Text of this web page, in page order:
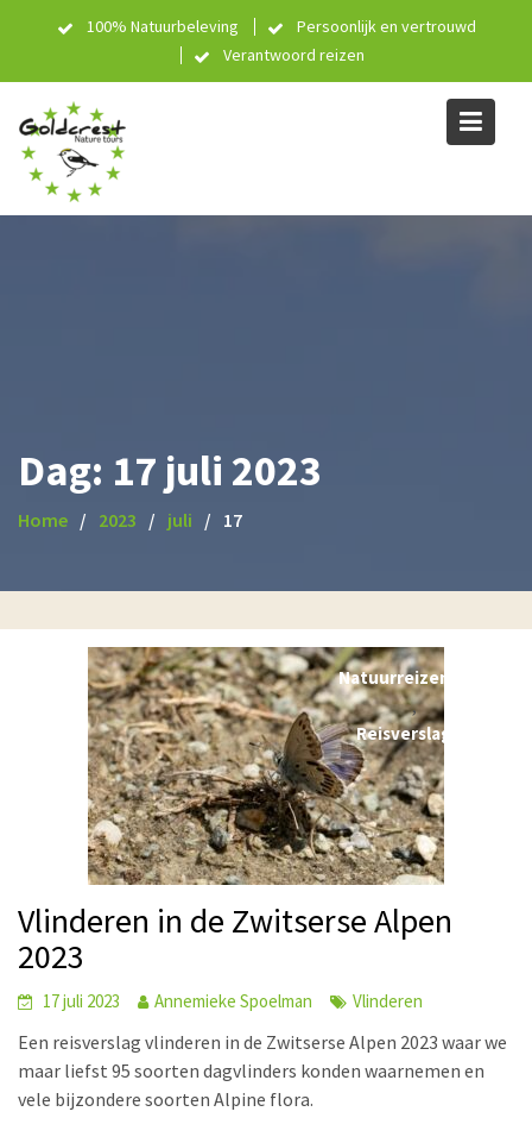
100% Natuurbeleving
Persoonlijk en vertrouwd
Verantwoord reizen
Dag: 17 juli 2023
Home 2023 juli 17
Natuurreizen blog
,
Reisverslagen
Vlinderen in de Zwitserse Alpen
2023
17 juli 2023 Annemieke Spoelman Vlinderen
Een reisverslag vlinderen in de Zwitserse Alpen 2023 waar we
maar liefst 95 soorten dagvlinders konden waarnemen en
vele bijzondere soorten Alpine flora.